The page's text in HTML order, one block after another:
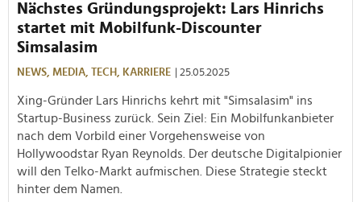
Nächstes Gründungsprojekt: Lars Hinrichs
startet mit Mobilfunk-Discounter
Simsalasim
NEWS, MEDIA, TECH, KARRIERE | 25.05.2025
Xing-Gründer Lars Hinrichs kehrt mit "Simsalasim" ins
Startup-Business zurück. Sein Ziel: Ein Mobilfunkanbieter
nach dem Vorbild einer Vorgehensweise von
Hollywoodstar Ryan Reynolds. Der deutsche Digitalpionier
will den Telko-Markt aufmischen. Diese Strategie steckt
hinter dem Namen.